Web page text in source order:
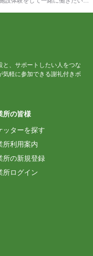
と、サポートしたい人をつな
気軽に参加できる謝礼付きボ
所の皆様
ッターを探す
所利用案内
所の新規登録
所ログイン